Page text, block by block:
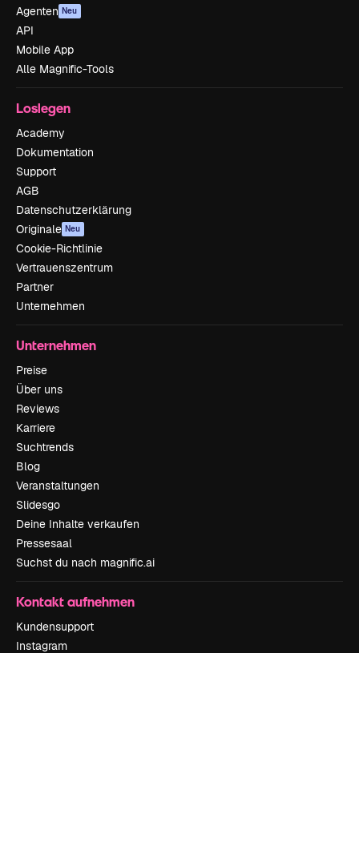
Agenten Neu
API
Mobile App
Alle Magnific-Tools
Loslegen
Academy
Dokumentation
Support
AGB
Datenschutzerklärung
Originale Neu
Cookie-Richtlinie
Vertrauenszentrum
Partner
Unternehmen
Unternehmen
Preise
Über uns
Reviews
Karriere
Suchtrends
Blog
Veranstaltungen
Slidesgo
Deine Inhalte verkaufen
Pressesaal
Suchst du nach magnific.ai
Kontakt aufnehmen
Kundensupport
Instagram